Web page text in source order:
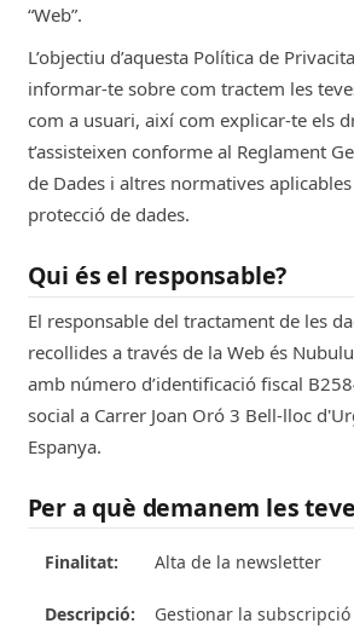
“Web”.
L’objectiu d’aquesta Política de
informar-te sobre com tractem les
com a usuari, així com explicar-te els
t’assisteixen conforme al Reglament
de Dades i altres normatives
protecció de dades.
Qui és el responsable?
El responsable del tractament de les
recollides a través de la Web és
amb número d’identificació fiscal
social a Carrer Joan Oró 3 Bell-lloc
Espanya.
Per a què demanem les
Alta de la newsletter
Gestionar la